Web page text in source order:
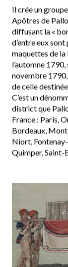
Il crée un
Apôtres de
diffusant la «
d’entre eux
maquettes de
l’automne
novembre
de celle
C’est un
district que
France : Paris,
Bordeaux,
Niort,
Quimper, Saint-